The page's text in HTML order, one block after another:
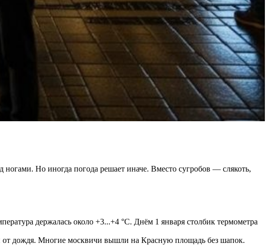
Но иногда погода решает иначе. Вместо сугробов — слякоть,
держалась около +3...+4 °C. Днём 1 января столбик термометра
от дождя. Многие москвичи вышли на Красную площадь без шапок.